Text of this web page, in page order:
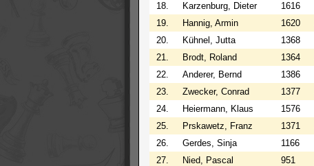
18.
Karzenburg, Dieter 1616
19.
Hannig, Armin 1620
20.
Kühnel, Jutta 1368
21.
Brodt, Roland 1364
22.
Anderer, Bernd 1386
23.
Zwecker, Conrad 1377
24.
Heiermann, Klaus 1576
25.
Prskawetz, Franz 1371
26.
Gerdes, Sinja 1166
27.
Nied, Pascal 951